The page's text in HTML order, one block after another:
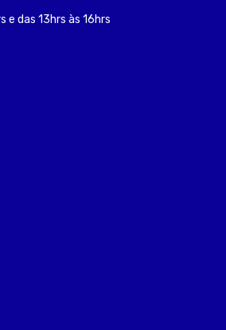
e das 13hrs às 16hrs